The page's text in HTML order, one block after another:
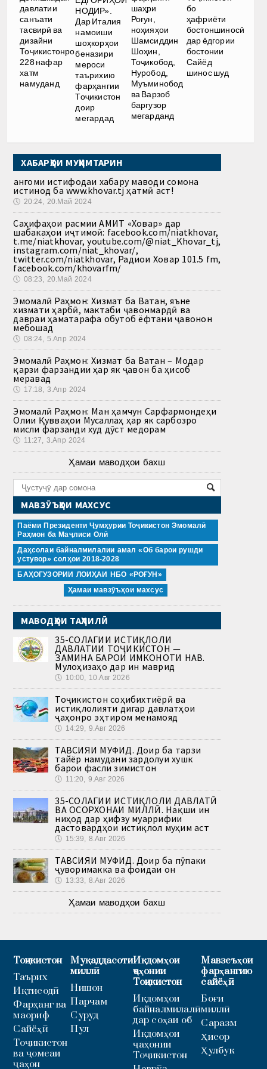
давлатии
санъати
тасвирӣ ва
дизайни
Тоҷикистонро
228 нафар
хатм
намуданд
НОДИР».
Дар Италия
намоиши
шоҳкорҳои
беназири
мероси
таърихию
фарҳангии
Тоҷикистон
доир
мегардад
шаҳри
Роғун,
ноҳияҳои
Шамсиддин
Шоҳин,
Тоҷикобод,
Нуробод,
Муъминобод
ва Варзоб
баргузор
мегарданд
бо
ҳафриёти
бостоншиносӣ
дар ёдгории
бостонии
Сайёд
шинос шуд
ХАБАРҲОИ МУҲИМТАРИН
Ҳангоми истифодаи хабару маводи сомона
истинод ба www.khovar.tj ҳатмӣ аст!
🕔 20:24, 20.Май 2024
Саҳифаҳои расмии АМИТ «Ховар» дар
шабакаҳои иҷтимоӣ: facebook.com/niatkhovar,
t.me/niatkhovar, youtube.com/@niat_Khovar_tj,
instagram.com/niat_khovar/,
twitter.com/niatkhovar, Радиои Ховар 101.5 fm,
facebook.com/khovarfm/
🕔 08:23, 20.Май 2024
Эмомалӣ Раҳмон: Хизмат ба Ватан, яъне
хизмати ҳарбӣ, мактаби ҷавонмардӣ ва
давраи ҳаматарафа обутоб ёфтани ҷавонон
мебошад
🕔 08:24, 5.Апр 2024
Эмомалӣ Раҳмон: Хизмат ба Ватан – Модар
қарзи фарзандии ҳар як ҷавон ба ҳисоб
меравад
🕔 17:18, 3.Апр 2024
Эмомалӣ Раҳмон: Ман ҳамчун Сарфармондеҳи
Олии Қувваҳои Мусаллаҳ ҳар як сарбозро
мисли фарзанди худ дӯст медорам
🕔 11:27, 3.Апр 2024
Ҳамаи маводҳои бахш
МАВЗӮЪҲОИ МАХСУС
Паёми Президенти Ҷумҳурии Тоҷикистон Эмомалӣ
Раҳмон ба Маҷлиси Олӣ
Даҳсолаи байналмилалии амал «Об барои рушди
устувор» солҳои 2018-2028
БАҲОГУЗОРИИ ЛОИҲАИ НБО «РОҒУН»
Ҳамаи мавзӯъҳои махсус
МАВОДҲОИ ТАҲЛИЛӢ
35-СОЛАГИИ ИСТИҚЛОЛИ
ДАВЛАТИИ ТОҶИКИСТОН —
ЗАМИНА БАРОИ ИМКОНОТИ НАВ.
Мулоҳизаҳо дар ин маврид
🕔 10:00, 10.Авг 2026
Тоҷикистон соҳибихтиёрӣ ва
истиқлолияти дигар давлатҳои
ҷаҳонро эҳтиром менамояд
🕔 14:29, 9.Авг 2026
ТАВСИЯИ МУФИД. Доир ба тарзи
тайёр намудани зардолуи хушк
барои фасли зимистон
🕔 11:20, 9.Авг 2026
35-СОЛАГИИ ИСТИҚЛОЛИ ДАВЛАТӢ
ВА ОСОРХОНАИ МИЛЛӢ. Нақши ин
ниҳод дар ҳифзу муаррифии
дастовардҳои истиқлол муҳим аст
🕔 15:39, 8.Авг 2026
ТАВСИЯИ МУФИД. Доир ба пӯпаки
ҷуворимакка ва фоидаи он
🕔 13:33, 8.Авг 2026
Ҳамаи маводҳои бахш
Тоҷикистон
Таърих
Иқтисодӣ
Фарҳанг ва
маориф
Сайёҳӣ
Тоҷикистон
ва ҷомеаи
ҷаҳон
Муқаддасоти
миллӣ
Нишон
Парчам
Суруд
Пул
Иқдомҳои
ҷаҳонии
Тоҷикистон
Иқдомҳои
байналмилалӣ
дар соҳаи об
Иқдомҳои
ҷаҳонии
Тоҷикистон
Мавзеъҳои
фарҳангию
сайёҳӣ
Боғи
миллӣ
Саразм
Ҳисор
Ҳулбук